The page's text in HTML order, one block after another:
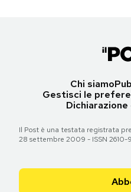
Chi siamo
Gestisci le
Il Post è una testata registrata
28 settembre 2009 - ISSN